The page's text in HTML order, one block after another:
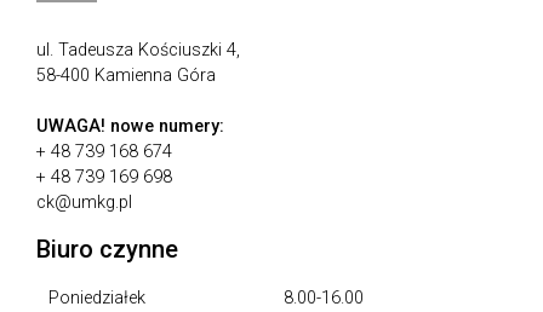
ul. Tadeusza Kościuszki 4,
58-400 Kamienna Góra
UWAGA! nowe numery:
+ 48 739 168 674
+ 48 739 169 698
ck@umkg.pl
Biuro czynne
Poniedziałek
8.00-16.00